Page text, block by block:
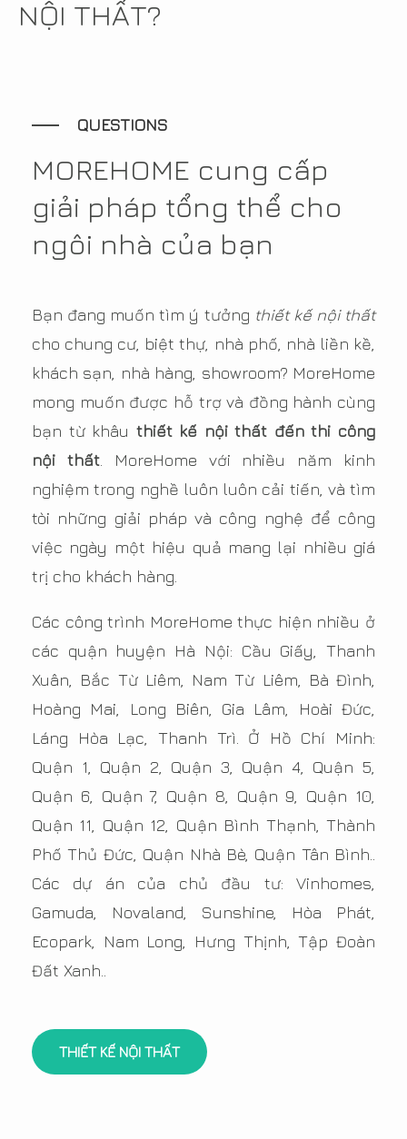
NỘI THẤT?
QUESTIONS
MOREHOME cung cấp
giải pháp tổng thể cho
ngôi nhà của bạn
Bạn đang muốn tìm ý tưởng thiết kế nội thất
cho chung cư, biệt thự, nhà phố, nhà liền kề,
khách sạn, nhà hàng, showroom? MoreHome
mong muốn được hỗ trợ và đồng hành cùng
bạn từ khâu thiết kế nội thất đến thi công
nội thất. MoreHome với nhiều năm kinh
nghiệm trong nghề luôn luôn cải tiến, và tìm
tòi những giải pháp và công nghệ để công
việc ngày một hiệu quả mang lại nhiều giá
trị cho khách hàng.
Các công trình MoreHome thực hiện nhiều ở
các quận huyện Hà Nội: Cầu Giấy, Thanh
Xuân, Bắc Từ Liêm, Nam Từ Liêm, Bà Đình,
Hoàng Mai, Long Biên, Gia Lâm, Hoài Đức,
Láng Hòa Lạc, Thanh Trì. Ở Hồ Chí Minh:
Quận 1, Quận 2, Quận 3, Quận 4, Quận 5,
Quận 6, Quận 7, Quận 8, Quận 9, Quận 10,
Quận 11, Quận 12, Quận Bình Thạnh, Thành
Phố Thủ Đức, Quận Nhà Bè, Quận Tân Bình..
Các dự án của chủ đầu tư: Vinhomes,
Gamuda, Novaland, Sunshine, Hòa Phát,
Ecopark, Nam Long, Hưng Thịnh, Tập Đoàn
Đất Xanh..
THIẾT KẾ NỘI THẤT